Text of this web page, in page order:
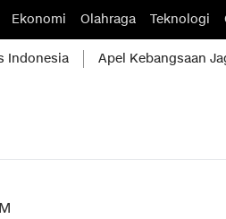
Ekonomi Olahraga Teknologi
Indonesia Apel Kebangsaan